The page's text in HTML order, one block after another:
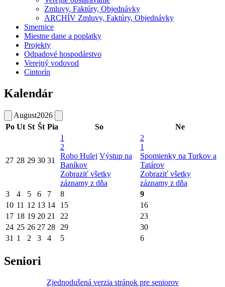
Zmluvy, Faktúry, Objednávky
ARCHÍV Zmluvy, Faktúry, Objednávky
Smernice
Miestne dane a poplatky
Projekty
Odpadové hospodárstvo
Verejný vodovod
Cintorín
Kalendár
August2026
Po Ut St Št Pia So Ne
27 28 29 30 31
1
2
Robo Hulej Výstup na
Baníkov
Zobraziť všetky
záznamy z dňa
2
1
Spomienky na Turkov a
Tatárov
Zobraziť všetky
záznamy z dňa
3
4 5 6 7 8
9
10 11 12 13 14 15
16
17 18 19 20 21 22
23
24 25 26 27 28 29
30
31 1 2 3 4 5 6
Seniori
Zjednodušená verzia stránok pre seniorov